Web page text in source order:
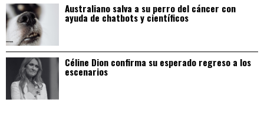
Australiano salva a su perro del cáncer con
ayuda de chatbots y científicos
Céline Dion confirma su esperado regreso a los
escenarios